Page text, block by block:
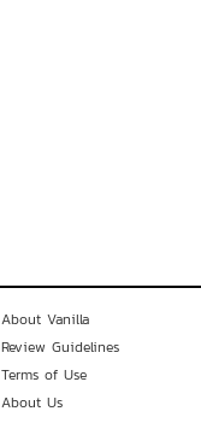
About Vanilla
Review Guidelines
Terms of Use
About Us